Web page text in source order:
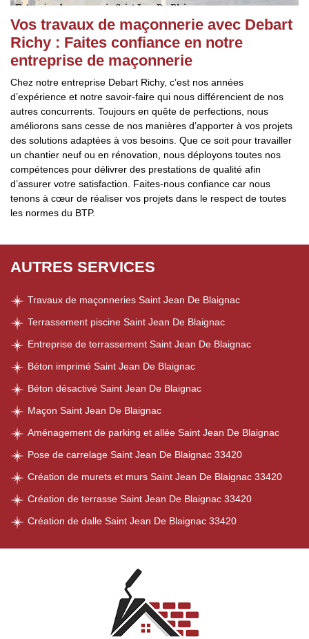
Vos travaux de maçonnerie avec Debart
Richy : Faites confiance en notre
entreprise de maçonnerie
Chez notre entreprise Debart Richy, c’est nos années
d’expérience et notre savoir-faire qui nous différencient de nos
autres concurrents. Toujours en quête de perfections, nous
améliorons sans cesse de nos manières d’apporter à vos projets
des solutions adaptées à vos besoins. Que ce soit pour travailler
un chantier neuf ou en rénovation, nous déployons toutes nos
compétences pour délivrer des prestations de qualité afin
d’assurer votre satisfaction. Faites-nous confiance car nous
tenons à cœur de réaliser vos projets dans le respect de toutes
les normes du BTP.
AUTRES SERVICES
Travaux de maçonneries Saint Jean De Blaignac
Terrassement piscine Saint Jean De Blaignac
Entreprise de terrassement Saint Jean De Blaignac
Béton imprimé Saint Jean De Blaignac
Béton désactivé Saint Jean De Blaignac
Maçon Saint Jean De Blaignac
Aménagement de parking et allée Saint Jean De Blaignac
Pose de carrelage Saint Jean De Blaignac 33420
Création de murets et murs Saint Jean De Blaignac 33420
Création de terrasse Saint Jean De Blaignac 33420
Création de dalle Saint Jean De Blaignac 33420